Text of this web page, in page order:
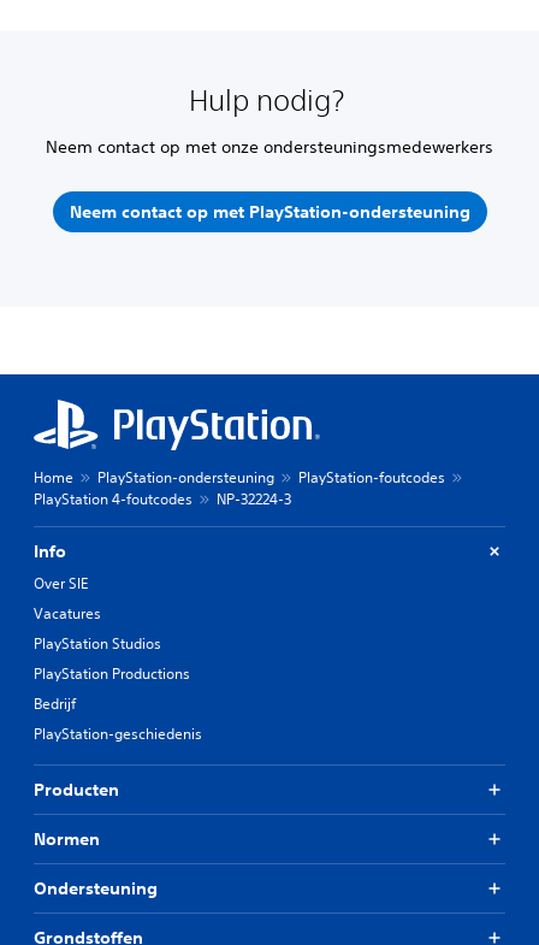
Hulp nodig?
Neem contact op met onze ondersteuningsmedewerkers
Neem contact op met PlayStation-ondersteuning
Home PlayStation-ondersteuning
PlayStation-foutcodes
PlayStation 4-foutcodes
NP-32224-3
Info
Over SIE
Vacatures
PlayStation Studios
PlayStation Productions
Bedrijf
PlayStation-geschiedenis
Producten
Normen
Ondersteuning
Grondstoffen